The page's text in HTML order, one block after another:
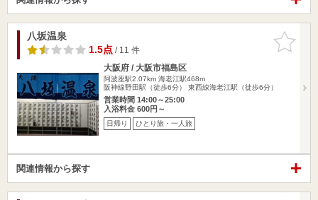
お気に入
りに追加
八坂温泉
1.5点/ 11 件
大阪府 / 大阪市福島区
阿波座駅2.07km 海老江駅468m
阪神線野田駅（徒歩6分） 東西線海老江駅（徒歩6分）
営業時間 14:00～25:00
入浴料金 600円～
日帰り ひとり旅・一人旅
関連情報から探す